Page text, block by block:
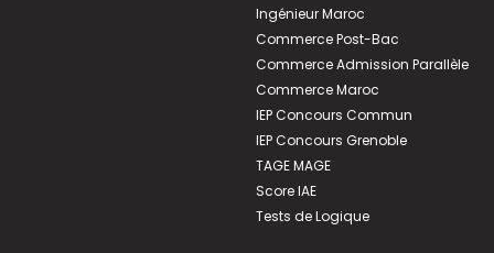
Ingénieur Maroc
Commerce Post-Bac
Commerce Admission Parallèle
Commerce Maroc
IEP Concours Commun
IEP Concours Grenoble
TAGE MAGE
Score IAE
Tests de Logique